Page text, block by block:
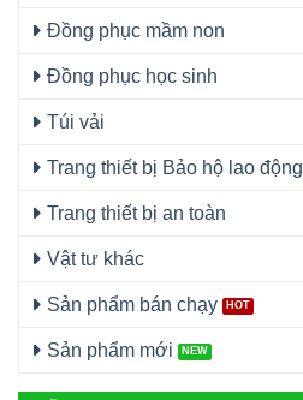
Đồng phục mầm non
Đồng phục học sinh
Túi vải
Trang thiết bị Bảo hộ lao động
Trang thiết bị an toàn
Vật tư khác
Sản phẩm bán chạy
Sản phẩm mới